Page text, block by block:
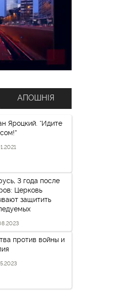
Яроцкий. “Идите
3 года после
Церковь
защитить
против войны и
АПОШНІЯ